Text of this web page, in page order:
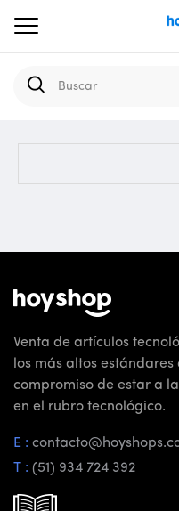
Venta de artículos
los más altos
compromiso de estar a
en el rubro tecnológico.
E :
T : (51) 934 724 392